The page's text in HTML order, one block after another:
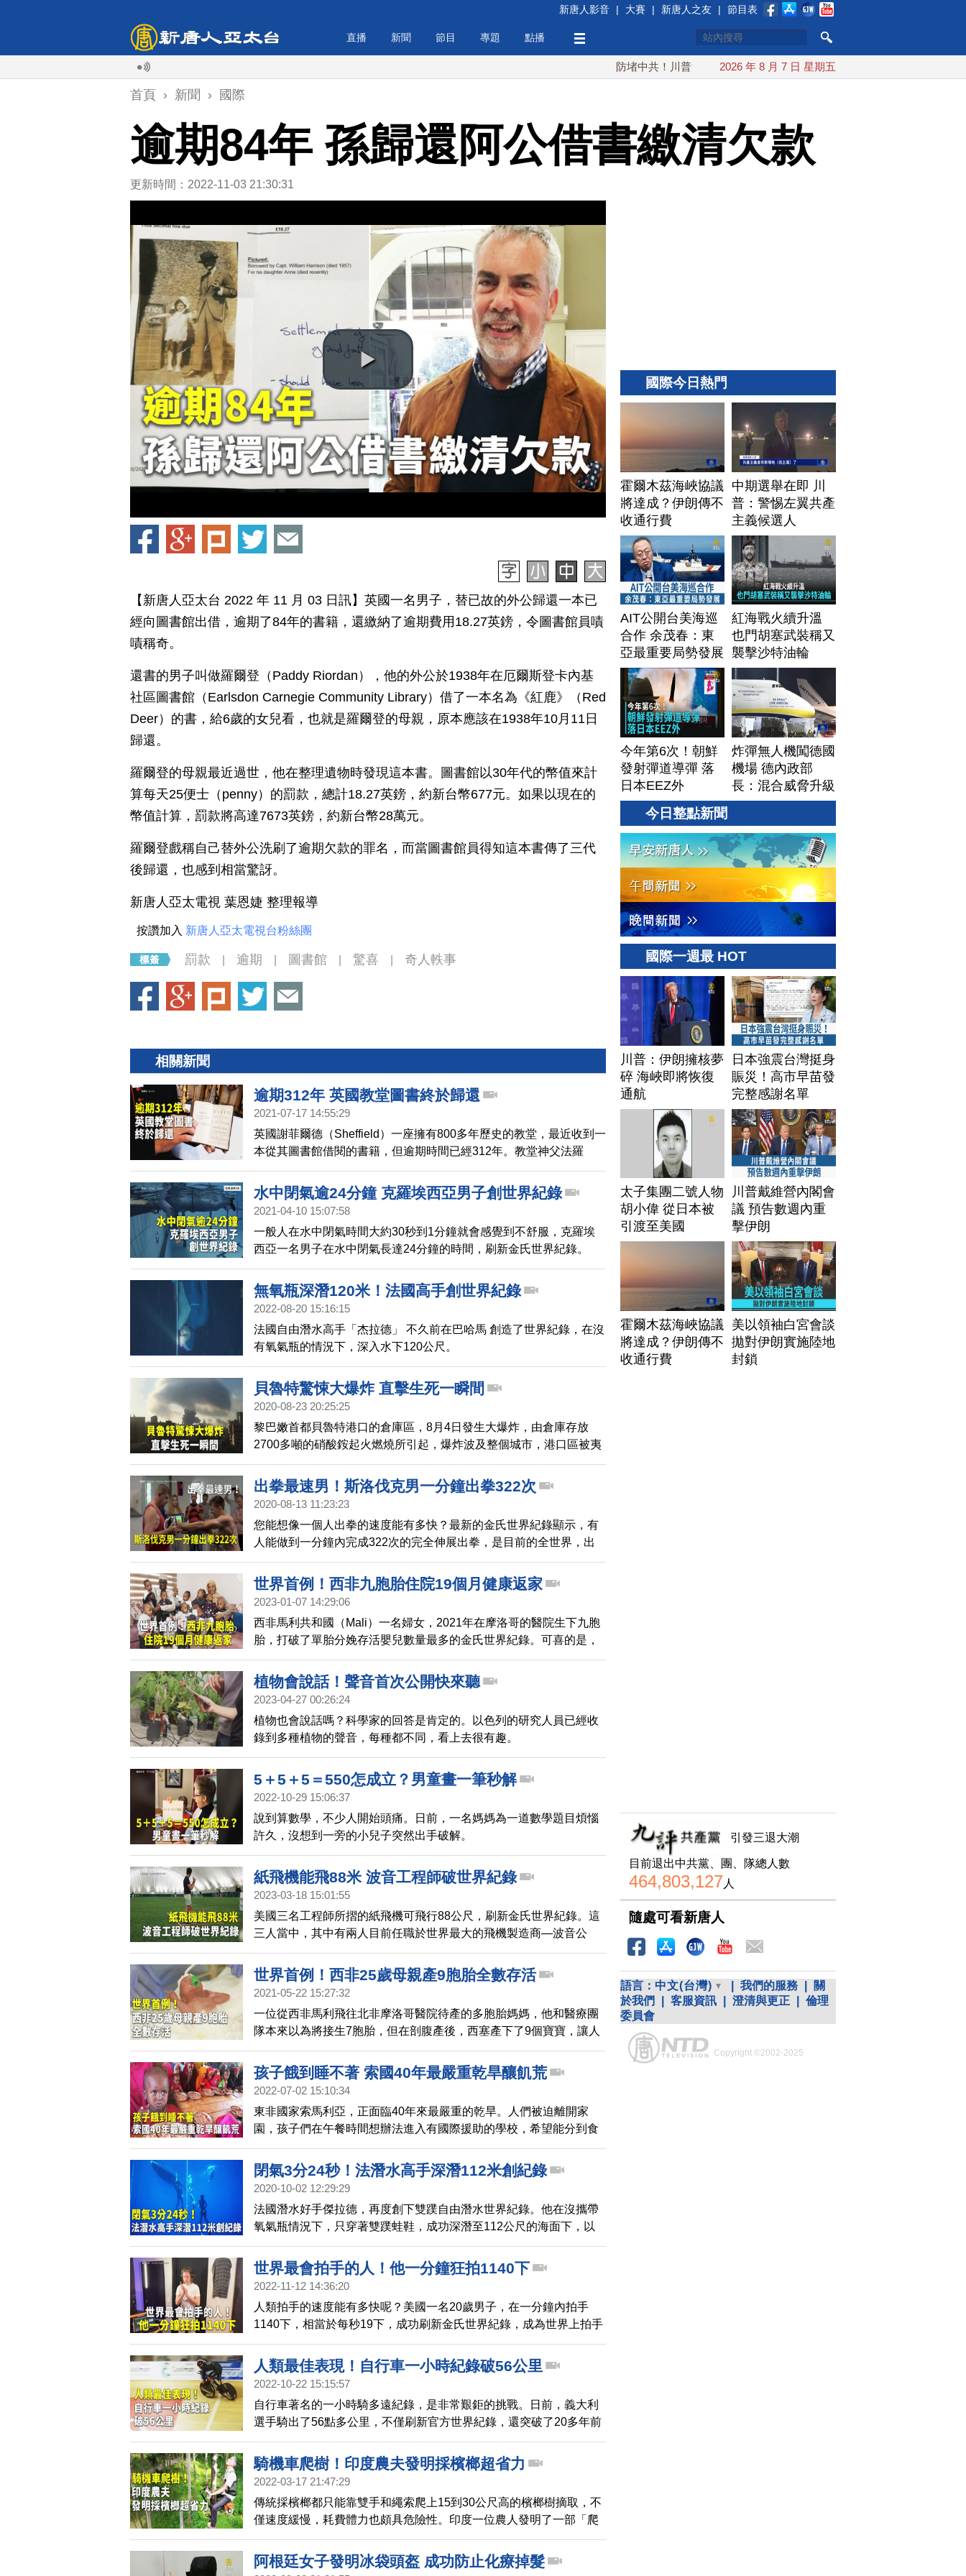
新唐人影音 | 大賽 | 新唐人之友 | 節目表
直播 新聞 節目 專題 點播
防堵中共！川普簽行政令 對多晶矽課15%關稅 白海豚颱風最快下午海警！
2026 年 8 月 7 日 星期五
首頁 › 新聞 › 國際
逾期84年 孫歸還阿公借書繳清欠款
更新時間：2022-11-03 21:30:31
【新唐人亞太台 2022 年 11 月 03 日訊】英國一名男子，替已故的外公歸還一本已
經向圖書館出借，逾期了84年的書籍，還繳納了逾期費用18.27英鎊，令圖書館員嘖
嘖稱奇。
還書的男子叫做羅爾登（Paddy Riordan），他的外公於1938年在厄爾斯登卡內基
社區圖書館（Earlsdon Carnegie Community Library）借了一本名為《紅鹿》（Red
Deer）的書，給6歲的女兒看，也就是羅爾登的母親，原本應該在1938年10月11日
歸還。
羅爾登的母親最近過世，他在整理遺物時發現這本書。圖書館以30年代的幣值來計
算每天25便士（penny）的罰款，總計18.27英鎊，約新台幣677元。如果以現在的
幣值計算，罰款將高達7673英鎊，約新台幣28萬元。
羅爾登戲稱自己替外公洗刷了逾期欠款的罪名，而當圖書館員得知這本書傳了三代
後歸還，也感到相當驚訝。
新唐人亞太電視 葉恩婕 整理報導
按讚加入 新唐人亞太電視台粉絲團
罰款 逾期 圖書館 驚喜 奇人軼事
相關新聞
逾期312年 英國教堂圖書終於歸還
2021-07-17 14:55:29
英國謝菲爾德（Sheffield）一座擁有800多年歷史的教堂，最近收到一
本從其圖書館借閱的書籍，但逾期時間已經312年。教堂神父法羅
（Keith Farrow）開玩笑稱，這本書的逾期罰款足以讓教堂重建新屋
頂。
水中閉氣逾24分鐘 克羅埃西亞男子創世界紀錄
2021-04-10 15:07:58
一般人在水中閉氣時間大約30秒到1分鐘就會感覺到不舒服，克羅埃
西亞一名男子在水中閉氣長達24分鐘的時間，刷新金氏世界紀錄。
無氧瓶深潛120米！法國高手創世界紀錄
2022-08-20 15:16:15
法國自由潛水高手「杰拉德」 不久前在巴哈馬 創造了世界紀錄，在沒
有氧氣瓶的情況下，深入水下120公尺。
貝魯特驚悚大爆炸 直擊生死一瞬間
2020-08-23 20:25:25
黎巴嫩首都貝魯特港口的倉庫區，8月4日發生大爆炸，由倉庫存放
2700多噸的硝酸銨起火燃燒所引起，爆炸波及整個城市，港口區被夷
為平地，呈現末日場景。如今，目擊影片陸續曝光，爆炸前後的空拍
對比，令人不勝唏噓。帶您回顧，災難現場的生死瞬間。
出拳最速男！斯洛伐克男一分鐘出拳322次
2020-08-13 11:23:23
您能想像一個人出拳的速度能有多快？最新的金氏世界紀錄顯示，有
人能做到一分鐘內完成322次的完全伸展出拳，是目前的全世界，出
拳速度最快的人。
世界首例！西非九胞胎住院19個月健康返家
2023-01-07 14:29:06
西非馬利共和國（Mali）一名婦女，2021年在摩洛哥的醫院生下九胞
胎，打破了單胎分娩存活嬰兒數量最多的金氏世界紀錄。可喜的是，
這9個孩子在出生19個月後，終於和父母一起平安回家。
植物會說話！聲音首次公開快來聽
2023-04-27 00:26:24
植物也會說話嗎？科學家的回答是肯定的。以色列的研究人員已經收
錄到多種植物的聲音，每種都不同，看上去很有趣。
5＋5＋5＝550怎成立？男童畫一筆秒解
2022-10-29 15:06:37
說到算數學，不少人開始頭痛。日前，一名媽媽為一道數學題目煩惱
許久，沒想到一旁的小兒子突然出手破解。
紙飛機能飛88米 波音工程師破世界紀錄
2023-03-18 15:01:55
美國三名工程師所摺的紙飛機可飛行88公尺，刷新金氏世界紀錄。這
三人當中，其中有兩人目前任職於世界最大的飛機製造商—波音公
司。
世界首例！西非25歲母親產9胞胎全數存活
2021-05-22 15:27:32
一位從西非馬利飛往北非摩洛哥醫院待產的多胞胎媽媽，他和醫療團
隊本來以為將接生7胞胎，但在剖腹產後，西塞產下了9個寶寶，讓人
又驚又喜，而且母子均安，有望成為新的金氏世界紀錄保持人。
孩子餓到睡不著 索國40年最嚴重乾旱釀飢荒
2022-07-02 15:10:34
東非國家索馬利亞，正面臨40年來最嚴重的乾旱。人們被迫離開家
園，孩子們在午餐時間想辦法進入有國際援助的學校，希望能分到食
物。饑荒危機迫在眉睫。
閉氣3分24秒！法潛水高手深潛112米創紀錄
2020-10-02 12:29:29
法國潛水好手傑拉德，再度創下雙蹼自由潛水世界紀錄。他在沒攜帶
氧氣瓶情況下，只穿著雙蹼蛙鞋，成功深潛至112公尺的海面下，以
僅僅1公尺的差距，打破了才剛剛由俄羅斯創下的111公尺紀錄。整個
閉氣過程長達3分24秒。
世界最會拍手的人！他一分鐘狂拍1140下
2022-11-12 14:36:20
人類拍手的速度能有多快呢？美國一名20歲男子，在一分鐘內拍手
1140下，相當於每秒19下，成功刷新金氏世界紀錄，成為世界上拍手
最快的人。
人類最佳表現！自行車一小時紀錄破56公里
2022-10-22 15:15:57
自行車著名的一小時騎多遠紀錄，是非常艱鉅的挑戰。日前，義大利
選手騎出了56點多公里，不僅刷新官方世界紀錄，還突破了20多年前
一位英國選手以「超人」姿勢創下的非正規紀錄極限。
騎機車爬樹！印度農夫發明採檳榔超省力
2022-03-17 21:47:29
傳統採檳榔都只能靠雙手和繩索爬上15到30公尺高的檳榔樹摘取，不
僅速度緩慢，耗費體力也頗具危險性。印度一位農人發明了一部「爬
樹機車」，半分鐘內就能爬上高高的樹頂，既快速、省力又安全。
阿根廷女子發明冰袋頭盔 成功防止化療掉髮
國際今日熱門
霍爾木茲海峽協議
將達成？伊朗傳不
收通行費
中期選舉在即 川
普：警惕左翼共產
主義候選人
AIT公開台美海巡
合作 余茂春：東
亞最重要局勢發展
紅海戰火續升溫
也門胡塞武裝稱又
襲擊沙特油輪
今年第6次！朝鮮
發射彈道導彈 落
日本EEZ外
炸彈無人機闖德國
機場 德內政部
長：混合威脅升級
今日整點新聞
國際一週最 HOT
川普：伊朗擁核夢
碎 海峽即將恢復
通航
日本強震台灣挺身
賑災！高市早苗發
完整感謝名單
太子集團二號人物
胡小偉 從日本被
引渡至美國
川普戴維營內閣會
議 預告數週內重
擊伊朗
霍爾木茲海峽協議
將達成？伊朗傳不
收通行費
美以領袖白宮會談
拋對伊朗實施陸地
封鎖
引發三退大潮
目前退出中共黨、團、隊總人數
464,803,127人
隨處可看新唐人
語言： 中文(台灣) 我們的服務
關
於我們
客服資訊 澄清與更正
倫理
委員會
Copyright ©2002-2025